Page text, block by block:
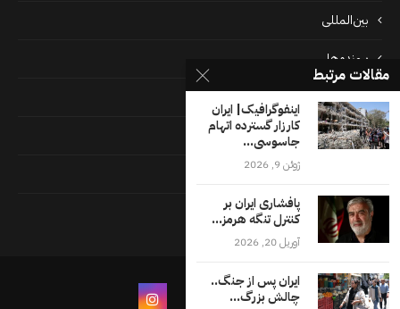
بین‌المللی
پرونده‌ها
جامعه
دسته بندی نشده
فرهنگ
مقالات مرتبط
اینفوگرافیک| ایران
کارزار گسترده اتهام
جاسوسی...
ژوئن 9, 2026
پافشاری ایران بر
کنترل تنگه هرمز...
آوریل 20, 2026
ایران پس از جنگ..
چالش بزرگ...